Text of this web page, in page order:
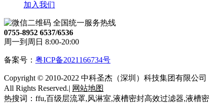
加入我们
全国统一服务热线
0755-8952 6537/6536
周一到周日 8:00-20:00
备案号： 粤ICP备2021166734号
Copyright © 2010-2022 中科圣杰（深圳）科技集团有限公司
All Rights Reserved.| 网站地图
热搜词：ffu,百级层流罩,风淋室,液槽密封高效过滤器,液槽密